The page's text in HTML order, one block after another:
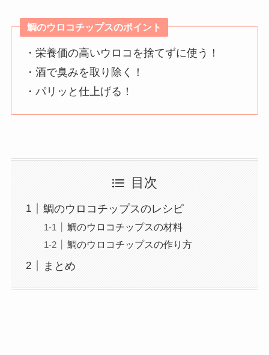
鯛のウロコチップスのポイント
・栄養価の高いウロコを捨てずに使う！
・酒で臭みを取り除く！
・パリッと仕上げる！
目次
鯛のウロコチップスのレシピ
鯛のウロコチップスの材料
鯛のウロコチップスの作り方
まとめ